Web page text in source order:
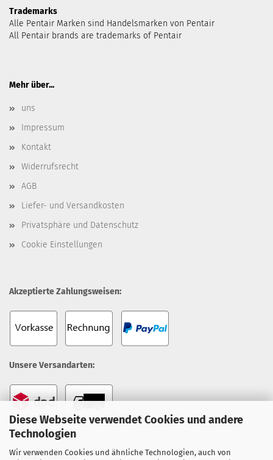
Diese Webseite verwendet Cookies und andere
Technologien
Wir verwenden Cookies und ähnliche Technologien, auch von
Trademarks
Alle Pentair Marken sind Handelsmarken von Pentair
All Pentair brands are trademarks of Pentair
Mehr über...
uns
Impressum
Kontakt
Widerrufsrecht
AGB
Liefer- und Versandkosten
Privatsphäre und Datenschutz
Cookie Einstellungen
Akzeptierte Zahlungsweisen:
Unsere Versandarten:
Unsere Topseller: